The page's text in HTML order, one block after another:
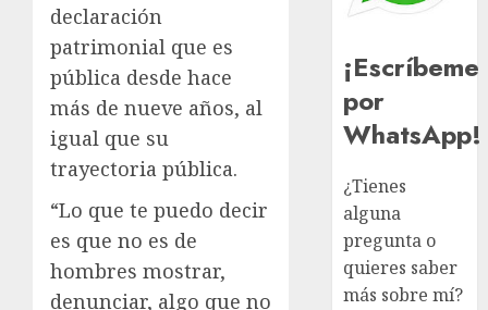
declaración
patrimonial que es
pública desde hace
más de nueve años, al
igual que su
trayectoria pública.
“Lo que te puedo decir
es que no es de
hombres mostrar,
denunciar, algo que no
¡Escríbeme
por
WhatsApp!
¿Tienes
alguna
pregunta o
quieres saber
más sobre mí?